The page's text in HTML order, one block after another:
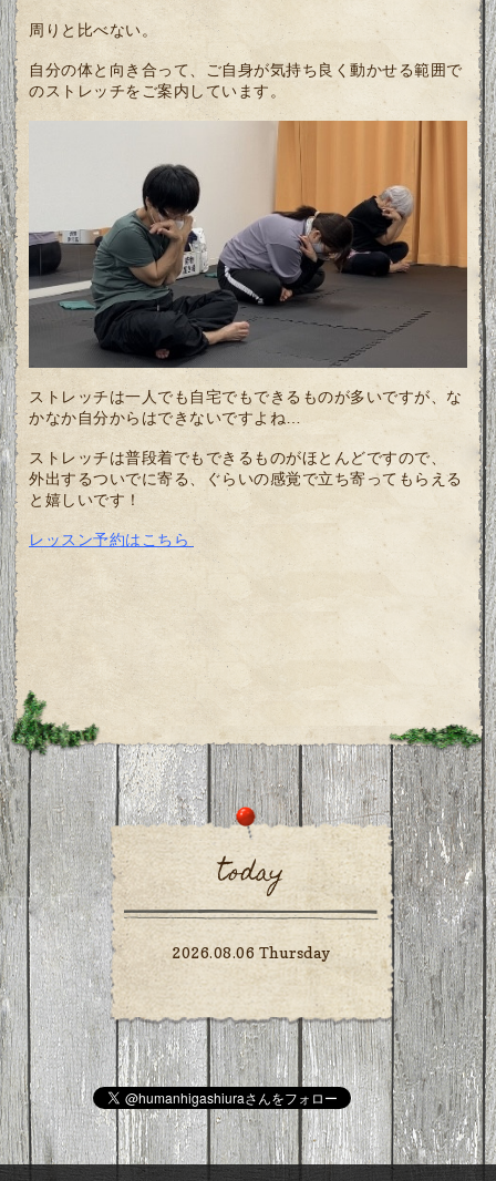
周りと比べない。
自分の体と向き合って、ご自身が気持ち良く動かせる範囲で
のストレッチをご案内しています。
ストレッチは一人でも自宅でもできるものが多いですが、な
かなか自分からはできないですよね…
ストレッチは普段着でもできるものがほとんどですので、
外出するついでに寄る、ぐらいの感覚で立ち寄ってもらえる
と嬉しいです！
レッスン予約はこちら
today
2026.08.06 Thursday